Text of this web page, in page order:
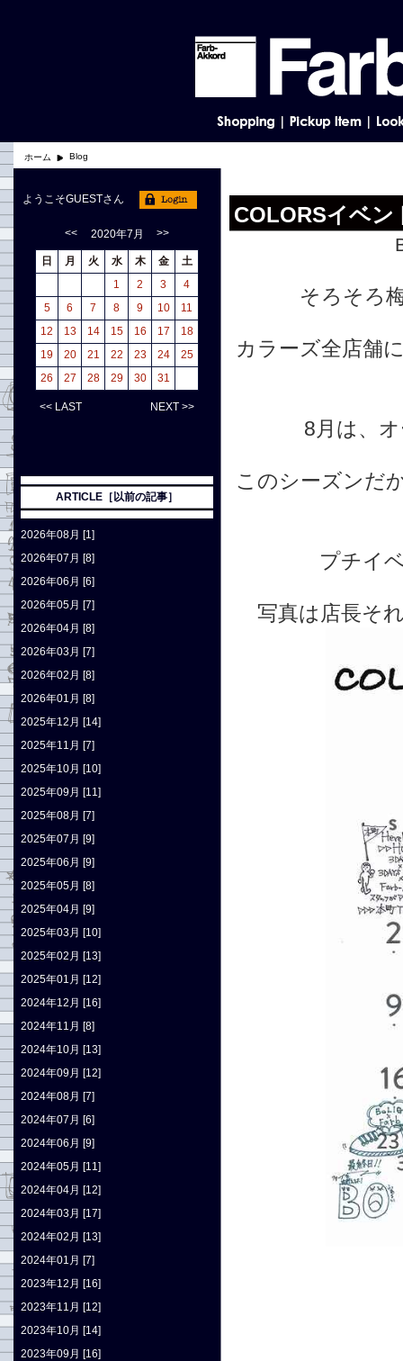
ホーム Blog
COLORSイベン
そろそろ
カラーズ全店舗
8月は、
このシーズンだ
プチイ
写真は店長そ
ようこそGUESTさん
<< 2020年7月 >>
日 月 火 水 木 金
土
1
2 3
4
5
6 7 8 9 10
11
12
13 14 15 16 17
18
19
20 21 22 23 24
25
26
27 28 29 30 31
<< LAST NEXT >>
ARTICLE［以前の記事］
2026年08月 [1]
2026年07月 [8]
2026年06月 [6]
2026年05月 [7]
2026年04月 [8]
2026年03月 [7]
2026年02月 [8]
2026年01月 [8]
2025年12月 [14]
2025年11月 [7]
2025年10月 [10]
2025年09月 [11]
2025年08月 [7]
2025年07月 [9]
2025年06月 [9]
2025年05月 [8]
2025年04月 [9]
2025年03月 [10]
2025年02月 [13]
2025年01月 [12]
2024年12月 [16]
2024年11月 [8]
2024年10月 [13]
2024年09月 [12]
2024年08月 [7]
2024年07月 [6]
2024年06月 [9]
2024年05月 [11]
2024年04月 [12]
2024年03月 [17]
2024年02月 [13]
2024年01月 [7]
2023年12月 [16]
2023年11月 [12]
2023年10月 [14]
2023年09月 [16]